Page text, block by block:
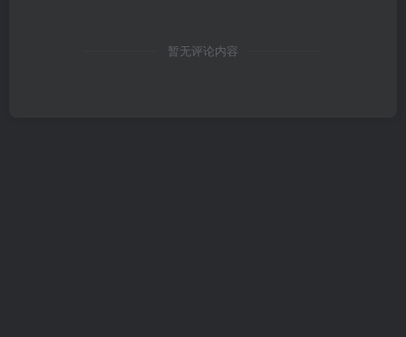
暂无评论内容